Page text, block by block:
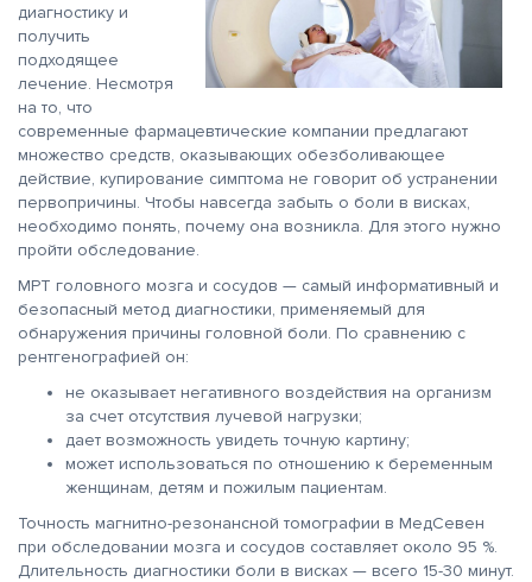
диагностику и
получить
подходящее
лечение. Несмотря
на то, что
современные фармацевтические компании предлагают
множество средств, оказывающих обезболивающее
действие, купирование симптома не говорит об устранении
первопричины. Чтобы навсегда забыть о боли в висках,
необходимо понять, почему она возникла. Для этого нужно
пройти обследование.
МРТ головного мозга и сосудов — самый информативный и
безопасный метод диагностики, применяемый для
обнаружения причины головной боли. По сравнению с
рентгенографией он:
не оказывает негативного воздействия на организм
за счет отсутствия лучевой нагрузки;
дает возможность увидеть точную картину;
может использоваться по отношению к беременным
женщинам, детям и пожилым пациентам.
Точность магнитно-резонансной томографии в МедСевен
при обследовании мозга и сосудов составляет около 95 %.
Длительность диагностики боли в висках — всего 15-30 минут.